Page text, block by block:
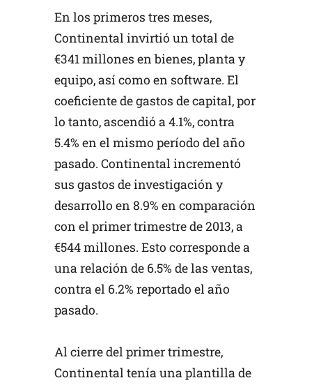
En los primeros tres meses,
Continental invirtió un total de
€341 millones en bienes, planta y
equipo, así como en software. El
coeficiente de gastos de capital, por
lo tanto, ascendió a 4.1%, contra
5.4% en el mismo período del año
pasado. Continental incrementó
sus gastos de investigación y
desarrollo en 8.9% en comparación
con el primer trimestre de 2013, a
€544 millones. Esto corresponde a
una relación de 6.5% de las ventas,
contra el 6.2% reportado el año
pasado.
Al cierre del primer trimestre,
Continental tenía una plantilla de